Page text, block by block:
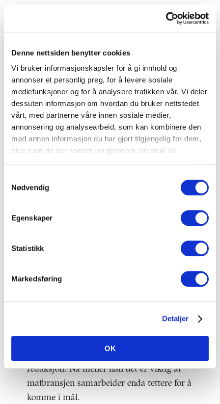
Denne nettsiden benytter cookies
Vi bruker informasjonskapsler for å gi innhold og
annonser et personlig preg, for å levere sosiale
mediefunksjoner og for å analysere trafikken vår. Vi deler
dessuten informasjon om hvordan du bruker nettstedet
vårt, med partnerne våre innen sosiale medier,
annonsering og analysearbeid, som kan kombinere den
med annen informasjon du har gjort tilgjengelig for dem,
eller som de har samlet inn gjennom din bruk av
Nødvendig
Egenskaper
Statistikk
Markedsføring
Detaljer
OK
Riktig kvalitet på råvarer er viktig for å
unngå svinn. Det samme gjelder innsyn i
kundenes verdikjede og optimal
lagerstyring internt. Godt samarbeid med
både leverandører og kunder reduserer
matsvinn underveis i verdikjeden.
4. God mat skal bli spist
Mills har jobbet aktivt for at mer av det de
etiketten er skjev. De har et godt samarbeid
med Matsentralen, som hjelper dem med å
distribuere gode produkter til ideelle
alternative salgskanaler som kan ta imot
Heje er stolt av at Mills har klart å halvere
bransjeavtalen, men har mål om fortsatt
reduksjon. Nå mener han det er viktig at
matbransjen samarbeider enda tettere for å
komme i mål.